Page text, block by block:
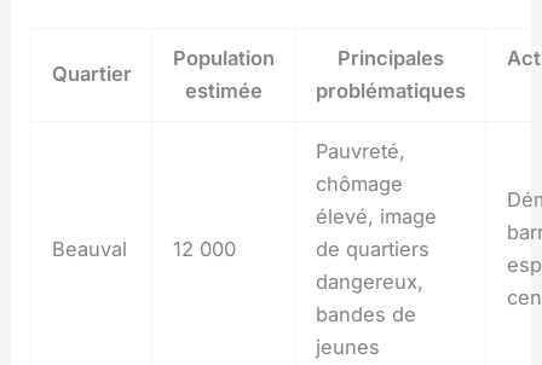
Quartier
Population
estimée
Principales
problématiques
Beauval 12 000
Pauvreté,
chômage
élevé, image
de quartiers
dangereux,
bandes de
jeunes